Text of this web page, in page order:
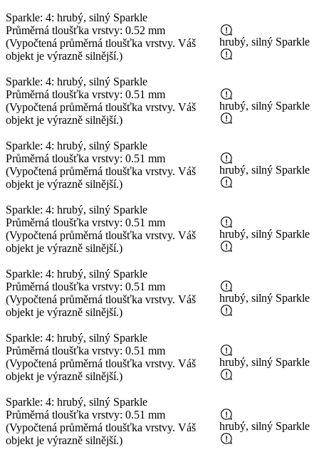
Sparkle: 4: hrubý, silný Sparkle
Průměrná tloušťka vrstvy: 0.52 mm
(Vypočtená průměrná tloušťka vrstvy. Váš
objekt je výrazně silnější.)
Sparkle: 4: hrubý, silný Sparkle
hrubý, silný Sparkle
Průměrná tloušťka vrstvy: 0.51 mm
(Vypočtená průměrná tloušťka vrstvy. Váš
objekt je výrazně silnější.)
Sparkle: 4: hrubý, silný Sparkle
hrubý, silný Sparkle
Průměrná tloušťka vrstvy: 0.51 mm
(Vypočtená průměrná tloušťka vrstvy. Váš
objekt je výrazně silnější.)
Sparkle: 4: hrubý, silný Sparkle
hrubý, silný Sparkle
Průměrná tloušťka vrstvy: 0.51 mm
(Vypočtená průměrná tloušťka vrstvy. Váš
objekt je výrazně silnější.)
Sparkle: 4: hrubý, silný Sparkle
hrubý, silný Sparkle
Průměrná tloušťka vrstvy: 0.51 mm
(Vypočtená průměrná tloušťka vrstvy. Váš
objekt je výrazně silnější.)
Sparkle: 4: hrubý, silný Sparkle
hrubý, silný Sparkle
Průměrná tloušťka vrstvy: 0.51 mm
(Vypočtená průměrná tloušťka vrstvy. Váš
objekt je výrazně silnější.)
Sparkle: 4: hrubý, silný Sparkle
hrubý, silný Sparkle
Průměrná tloušťka vrstvy: 0.51 mm
(Vypočtená průměrná tloušťka vrstvy. Váš
objekt je výrazně silnější.)
hrubý, silný Sparkle